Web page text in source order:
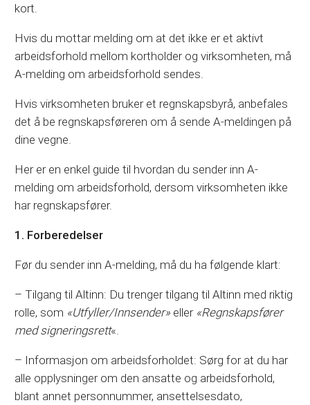
kort.
Hvis du mottar melding om at det ikke er et aktivt
arbeidsforhold mellom kortholder og virksomheten, må
A-melding om arbeidsforhold sendes.
Hvis virksomheten bruker et regnskapsbyrå, anbefales
det å be regnskapsføreren om å sende A-meldingen på
dine vegne.
Her er en enkel guide til hvordan du sender inn A-
melding om arbeidsforhold, dersom virksomheten ikke
har regnskapsfører.
1. Forberedelser
Før du sender inn A-melding, må du ha følgende klart:
– Tilgang til Altinn: Du trenger tilgang til Altinn med riktig
rolle, som «Utfyller/Innsender» eller«Regnskapsfører
med signeringsrett«.
– Informasjon om arbeidsforholdet: Sørg for at du har
alle opplysninger om den ansatte og arbeidsforhold,
blant annet personnummer, ansettelsesdato,